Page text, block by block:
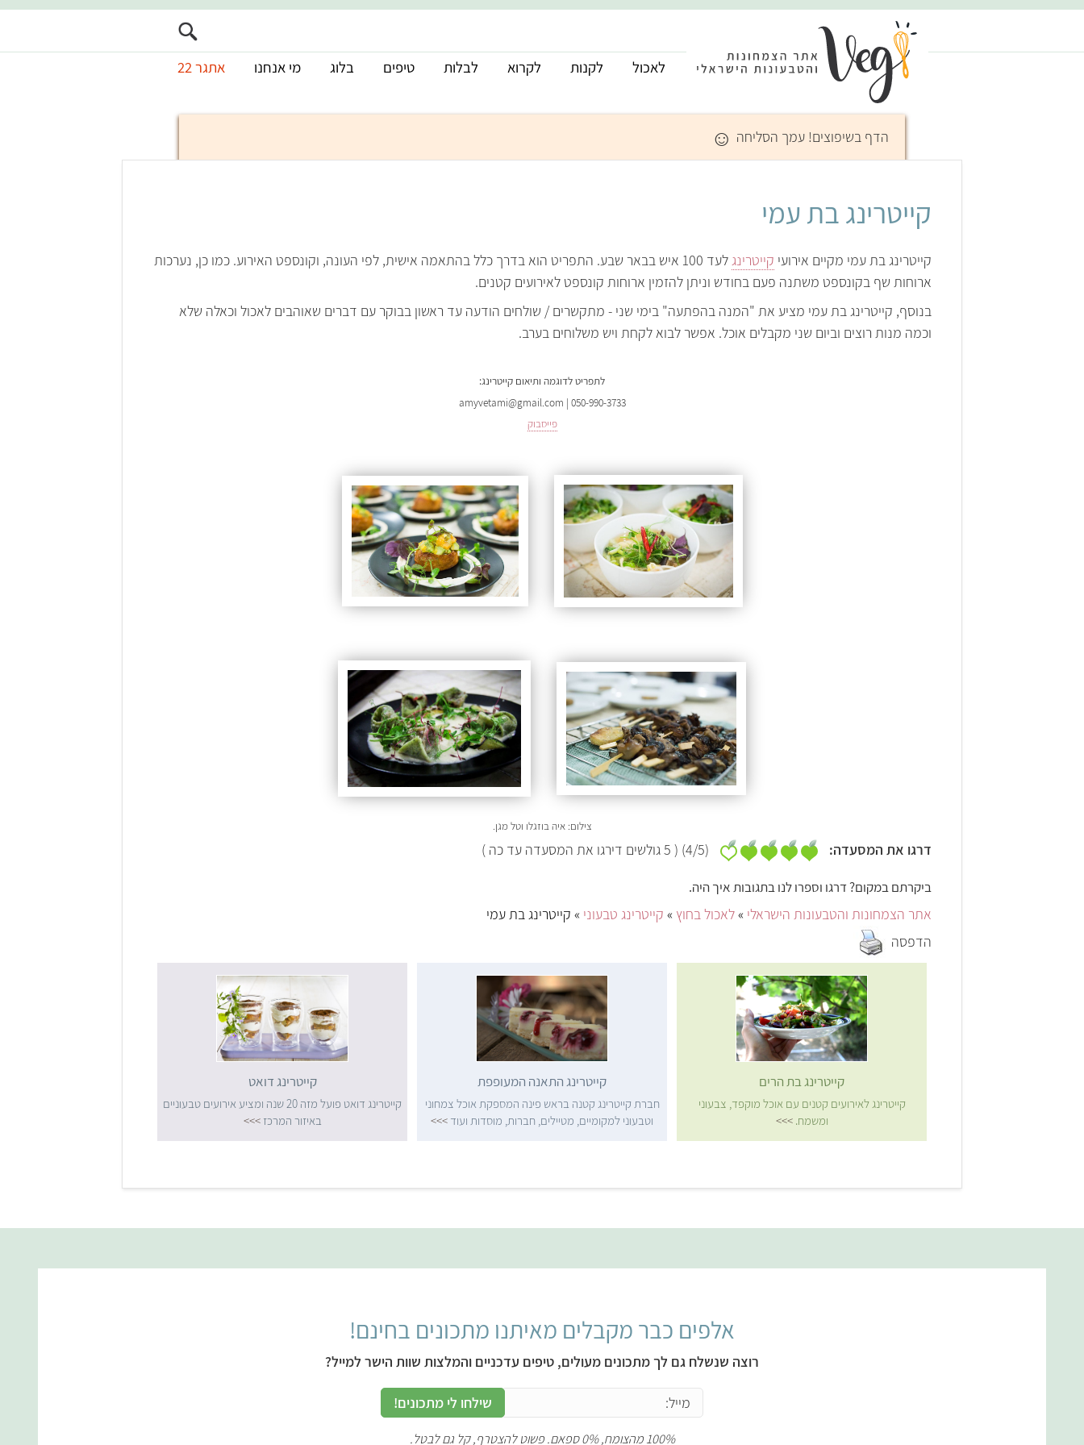
לאכול לקנות לקרוא לבלות טיפים בלוג מי אנחנו אתגר 22
הדף בשיפוצים! עמך הסליחה ☺
קייטרינג בת עמי
קייטרינג בת עמי מקיים אירועי קייטרינג
לעד 100 איש בבאר שבע. התפריט הוא בדרך כלל בהתאמה אישית, לפי העונה, וקונספט האירוע. כמו כן, נערכות
ארוחות שף בקונספט משתנה פעם בחודש וניתן להזמין ארוחות קונספט לאירועים קטנים.
בנוסף, קייטרינג בת עמי מציע את "המנה בהפתעה" בימי שני - מתקשרים / שולחים הודעה עד ראשון בבוקר עם דברים שאוהבים לאכול וכאלה שלא
וכמה מנות רוצים וביום שני מקבלים אוכל. אפשר לבוא לקחת ויש משלוחים בערב.
לתפריט לדוגמה ותיאום קייטרינג:
amyvetami@gmail.com | 050-990-3733
פייסבוק
צילום: איה בוזגלו וטל מגן.
דרגו את המסעדה: (
4/5)
(
5גולשים דירגו את המסעדה עד כה )
ביקרתם במקום? דרגו וספרו לנו בתגובות איך היה.
אתר הצמחונות והטבעונות הישראלי »לאכול בחוץ » קייטרינג טבעוני » קייטרינג בת עמי
הדפסה
קייטרינג בת הרים
קייטרינג לאירועים קטנים עם אוכל מוקפד, צבעוני
ומשמח.>>>
קייטרינג התאנה המעופפת
חברת קייטרינג קטנה בראש פינה המספקת אוכל צמחוני
וטבעוני למקומיים, מטיילים, חברות, מוסדות ועוד >>>
קייטרינג דואט
קייטרינג דואט פועל מזה 20 שנה ומציע אירועים טבעוניים
באיזור המרכז>>>
אלפים כבר מקבלים מאיתנו מתכונים בחינם!
רוצה שנשלח גם לך מתכונים מעולים, טיפים עדכניים והמלצות שוות הישר למייל?
שילחו לי מתכונים!
100% מהצומח, 0% ספאם. פשוט להצטרף, קל גם לבטל.